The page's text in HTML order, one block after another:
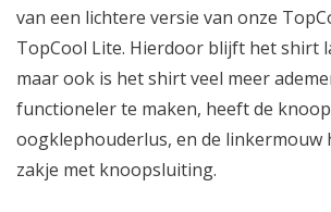
van een lichtere versie van onze
TopCool Lite. Hierdoor blijft het shirt
maar ook is het shirt veel meer
functioneler te maken, heeft de
oogklephouderlus, en de linkermouw
zakje met knoopsluiting.